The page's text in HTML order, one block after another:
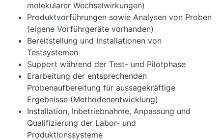
molekularer Wechselwirkungen)
Produktvorführungen sowie Analysen von Proben
(eigene Vorführgeräte vorhanden)
Bereitstellung und Installationen von
Testsystemen
Support während der Test- und Pilotphase
Erarbeitung der entsprechenden
Probenaufbereitung für aussagekräftige
Ergebnisse (Methodenentwicklung)
Installation, Inbetriebnahme, Anpassung und
Qualifizierung der Labor- und
Produktionssysteme